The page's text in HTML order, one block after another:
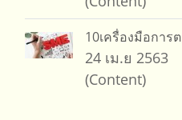
10เครื่องมือการ
24 เม.ย 2563
(Content)